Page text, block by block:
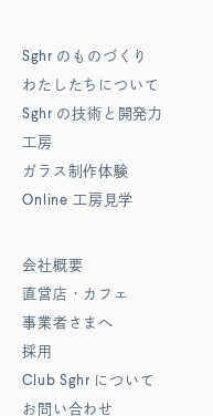
Sghr のものづくり
わたしたちについて
Sghr の技術と開発力
工房
ガラス制作体験
Online 工房見学
会社概要
直営店・カフェ
事業者さまへ
採用
Club Sghr について
お問い合わせ